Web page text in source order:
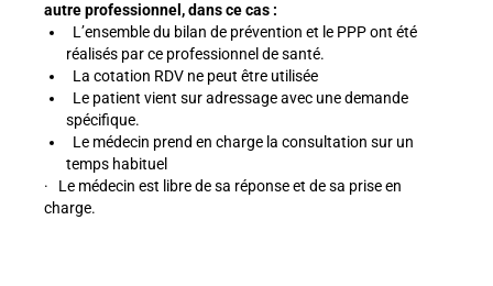
autre professionnel, dans ce cas :
L’ensemble du bilan de prévention et le PPP ont été
réalisés par ce professionnel de santé.
La cotation RDV ne peut être utilisée
Le patient vient sur adressage avec une demande
spécifique.
Le médecin prend en charge la consultation sur un
temps habituel
· Le médecin est libre de sa réponse et de sa prise en
charge.